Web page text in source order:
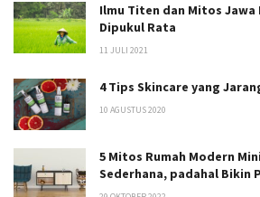
Ilmu Titen dan Mitos Jawa
Dipukul Rata
11 JULI 2021
4 Tips Skincare yang
10 AGUSTUS 2020
5 Mitos Rumah Modern
Sederhana, padahal Bikin